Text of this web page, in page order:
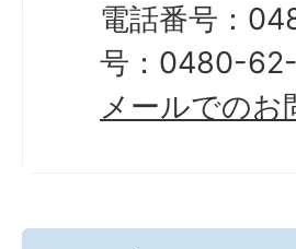
電話番号：
号：0480-
メールでのお